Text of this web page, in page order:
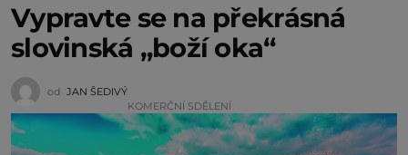
Vypravte se na překrásná
slovinská „boží oka“
od JAN ŠEDIVÝ
KOMERČNÍ SDĚLENÍ